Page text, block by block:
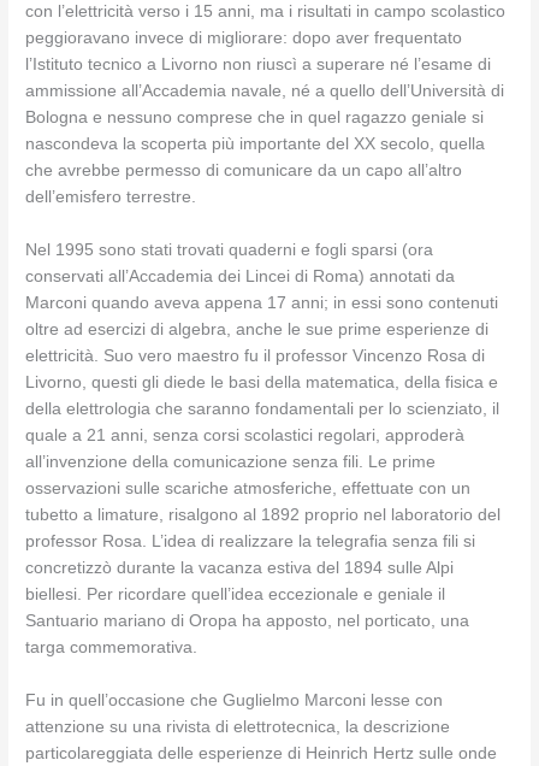
con l’elettricità verso i 15 anni, ma i risultati in campo scolastico
peggioravano invece di migliorare: dopo aver frequentato
l’Istituto tecnico a Livorno non riuscì a superare né l’esame di
ammissione all’Accademia navale, né a quello dell’Università di
Bologna e nessuno comprese che in quel ragazzo geniale si
nascondeva la scoperta più importante del XX secolo, quella
che avrebbe permesso di comunicare da un capo all’altro
dell’emisfero terrestre.
Nel 1995 sono stati trovati quaderni e fogli sparsi (ora
conservati all’Accademia dei Lincei di Roma) annotati da
Marconi quando aveva appena 17 anni; in essi sono contenuti
oltre ad esercizi di algebra, anche le sue prime esperienze di
elettricità. Suo vero maestro fu il professor Vincenzo Rosa di
Livorno, questi gli diede le basi della matematica, della fisica e
della elettrologia che saranno fondamentali per lo scienziato, il
quale a 21 anni, senza corsi scolastici regolari, approderà
all’invenzione della comunicazione senza fili. Le prime
osservazioni sulle scariche atmosferiche, effettuate con un
tubetto a limature, risalgono al 1892 proprio nel laboratorio del
professor Rosa. L’idea di realizzare la telegrafia senza fili si
concretizzò durante la vacanza estiva del 1894 sulle Alpi
biellesi. Per ricordare quell’idea eccezionale e geniale il
Santuario mariano di Oropa ha apposto, nel porticato, una
targa commemorativa.
Fu in quell’occasione che Guglielmo Marconi lesse con
attenzione su una rivista di elettrotecnica, la descrizione
particolareggiata delle esperienze di Heinrich Hertz sulle onde